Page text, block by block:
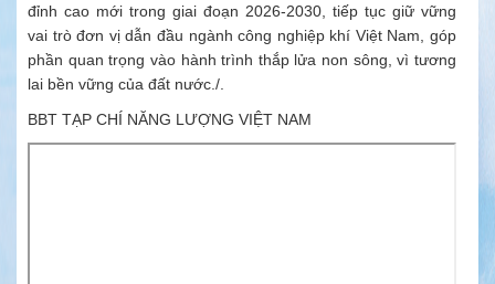
đỉnh cao mới trong giai đoạn 2026-2030, tiếp tục giữ vững
vai trò đơn vị dẫn đầu ngành công nghiệp khí Việt Nam, góp
phần quan trọng vào hành trình thắp lửa non sông, vì tương
lai bền vững của đất nước./.
BBT TẠP CHÍ NĂNG LƯỢNG VIỆT NAM